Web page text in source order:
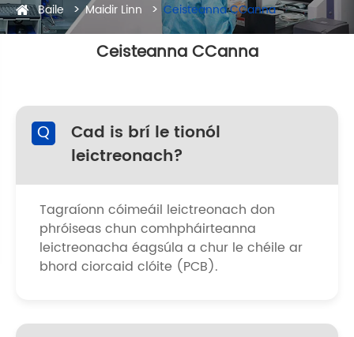
Baile Maidir Linn Ceisteanna CCanna
Ceisteanna CCanna
Q
Cad is brí le tionól
leictreonach?
Tagraíonn cóimeáil leictreonach don
phróiseas chun comhpháirteanna
leictreonacha éagsúla a chur le chéile ar
bhord ciorcaid clóite (PCB).